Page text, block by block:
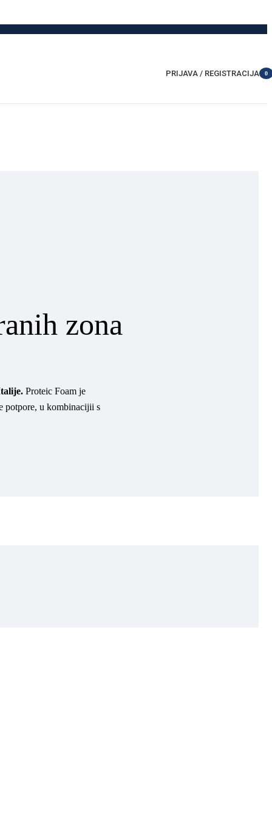
PRIJAVA / REGISTRACIJA
0
zona
Proteic Foam je
potpore, u kombinacijii s